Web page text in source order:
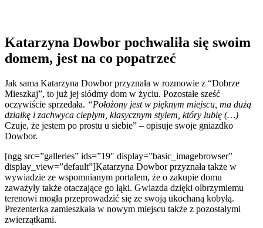
Katarzyna Dowbor pochwaliła się swoim
domem, jest na co popatrzeć
Jak sama Katarzyna Dowbor przyznała w rozmowie z “Dobrze
Mieszkaj”, to już jej siódmy dom w życiu. Pozostałe sześć
oczywiście sprzedała. “Położony jest w pięknym miejscu, ma dużą
działkę i zachwyca ciepłym, klasycznym stylem, który lubię (…)
Czuje, że jestem po prostu u siebie” – opisuje swoje gniazdko
Dowbor.
[ngg src=”galleries” ids=”19″ display=”basic_imagebrowser”
display_view=”default”]Katarzyna Dowbor przyznała także w
wywiadzie ze wspomnianym portalem, że o zakupie domu
zaważyły także otaczające go łąki. Gwiazda dzięki olbrzymiemu
terenowi mogła przeprowadzić się ze swoją ukochaną kobyłą.
Prezenterka zamieszkała w nowym miejscu także z pozostałymi
zwierzątkami.